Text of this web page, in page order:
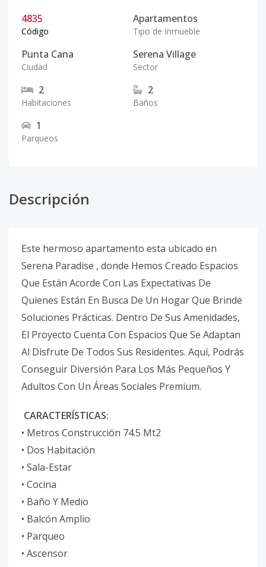
4835
Código
Apartamentos
Tipo de Inmueble
Punta Cana
Ciudad
Serena Village
Sector
2
Habitaciones
2
Baños
1
Parqueos
Descripción
Este hermoso apartamento esta ubicado en
Serena Paradise , donde Hemos Creado Espacios
Que Están Acorde Con Las Expectativas De
Quienes Están En Busca De Un Hogar Que Brinde
Soluciones Prácticas. Dentro De Sus Amenidades,
El Proyecto Cuenta Con Espacios Que Se Adaptan
Al Disfrute De Todos Sus Residentes. Aquí, Podrás
Conseguir Diversión Para Los Más Pequeños Y
Adultos Con Un Áreas Sociales Premium.
CARACTERÍSTICAS:
•⁠ ⁠Metros Construcción 74.5 Mt2
•⁠ ⁠Dos Habitación
•⁠ ⁠Sala-Estar
•⁠ ⁠Cocina
•⁠ ⁠Baño Y Medio
•⁠ ⁠Balcón Amplio
•⁠ ⁠Parqueo
•⁠ ⁠Ascensor